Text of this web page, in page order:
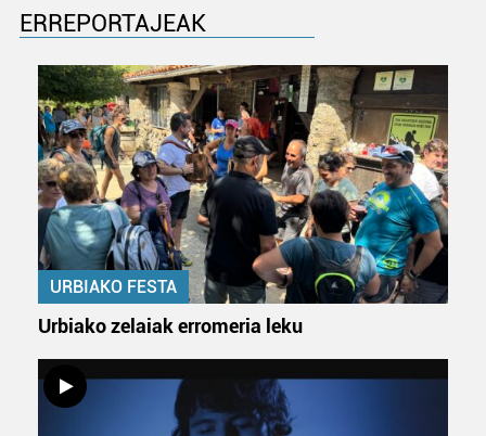
ERREPORTAJEAK
URBIAKO FESTA
Urbiako zelaiak erromeria leku